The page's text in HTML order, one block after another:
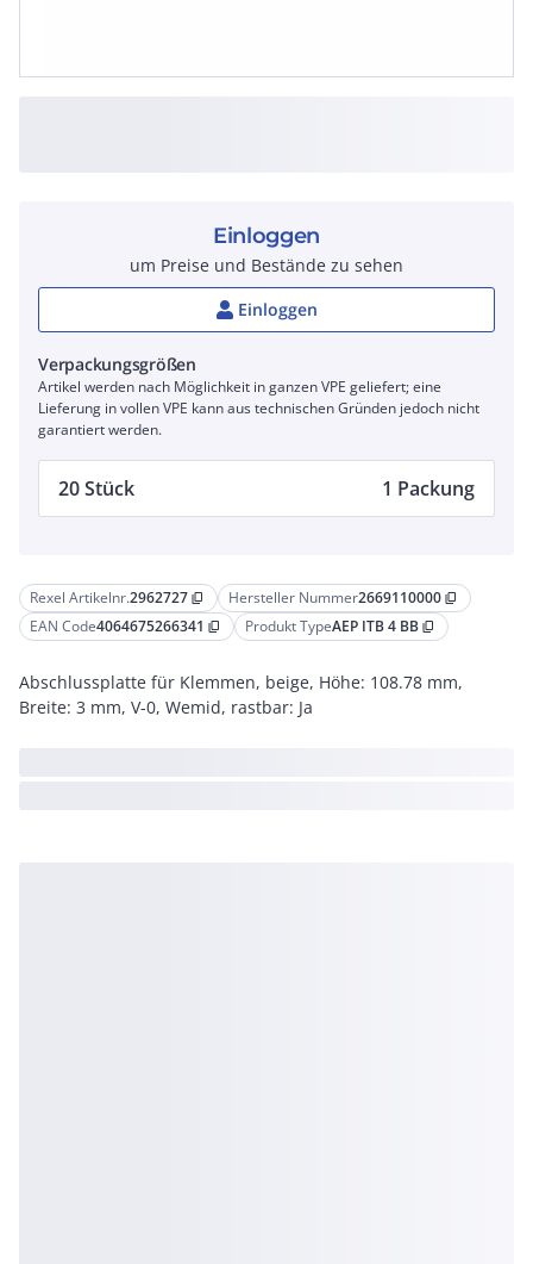
Rexel Artikelnr.2962727 content_copy Hersteller Nummer2669110000 content_copy
EAN Code4064675266341 content_copy Produkt TypeAEP ITB 4 BB content_copy
Abschlussplatte für Klemmen, beige, Höhe: 108.78 mm,
Breite: 3 mm, V-0, Wemid, rastbar: Ja
Einloggen
um Preise und Bestände zu sehen
Einloggen
Verpackungsgrößen
Artikel werden nach Möglichkeit in ganzen VPE geliefert; eine
Lieferung in vollen VPE kann aus technischen Gründen jedoch nicht
garantiert werden.
20 Stück 1 Packung